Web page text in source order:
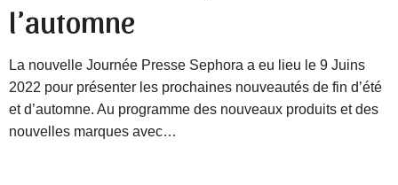
l’automne
La nouvelle Journée Presse Sephora a eu lieu le 9 Juins
2022 pour présenter les prochaines nouveautés de fin d’été
et d’automne. Au programme des nouveaux produits et des
nouvelles marques avec…